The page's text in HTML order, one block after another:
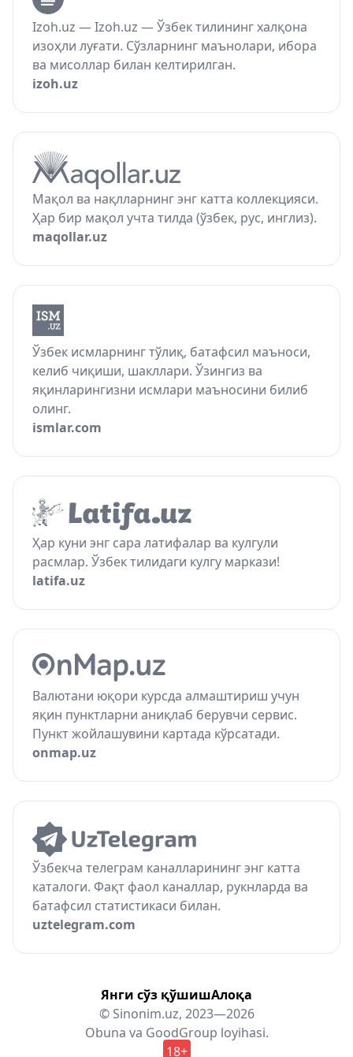
Izoh.uz — Izoh.uz — Ўзбек тилининг халқона
изоҳли луғати. Сўзларнинг маънолари, ибора
ва мисоллар билан келтирилган.
izoh.uz
Мақол ва нақлларнинг энг катта коллекцияси.
Ҳар бир мақол учта тилда (ўзбек, рус, инглиз).
maqollar.uz
Ўзбек исмларнинг тўлиқ, батафсил маъноси,
келиб чиқиши, шакллари. Ўзингиз ва
яқинларингизни исмлари маъносини билиб
олинг.
ismlar.com
Ҳар куни энг сара латифалар ва кулгули
расмлар. Ўзбек тилидаги кулгу маркази!
latifa.uz
Валютани юқори курсда алмаштириш учун
яқин пунктларни аниқлаб берувчи сервис.
Пункт жойлашувини картада кўрсатади.
onmap.uz
Ўзбекча телеграм каналларининг энг катта
каталоги. Фақт фаол каналлар, рукнларда ва
батафсил статистикаси билан.
uztelegram.com
Янги сўз қўшишАлоқа
© Sinonim.uz, 2023—2026
Obuna va GoodGroup loyihasi.
18+